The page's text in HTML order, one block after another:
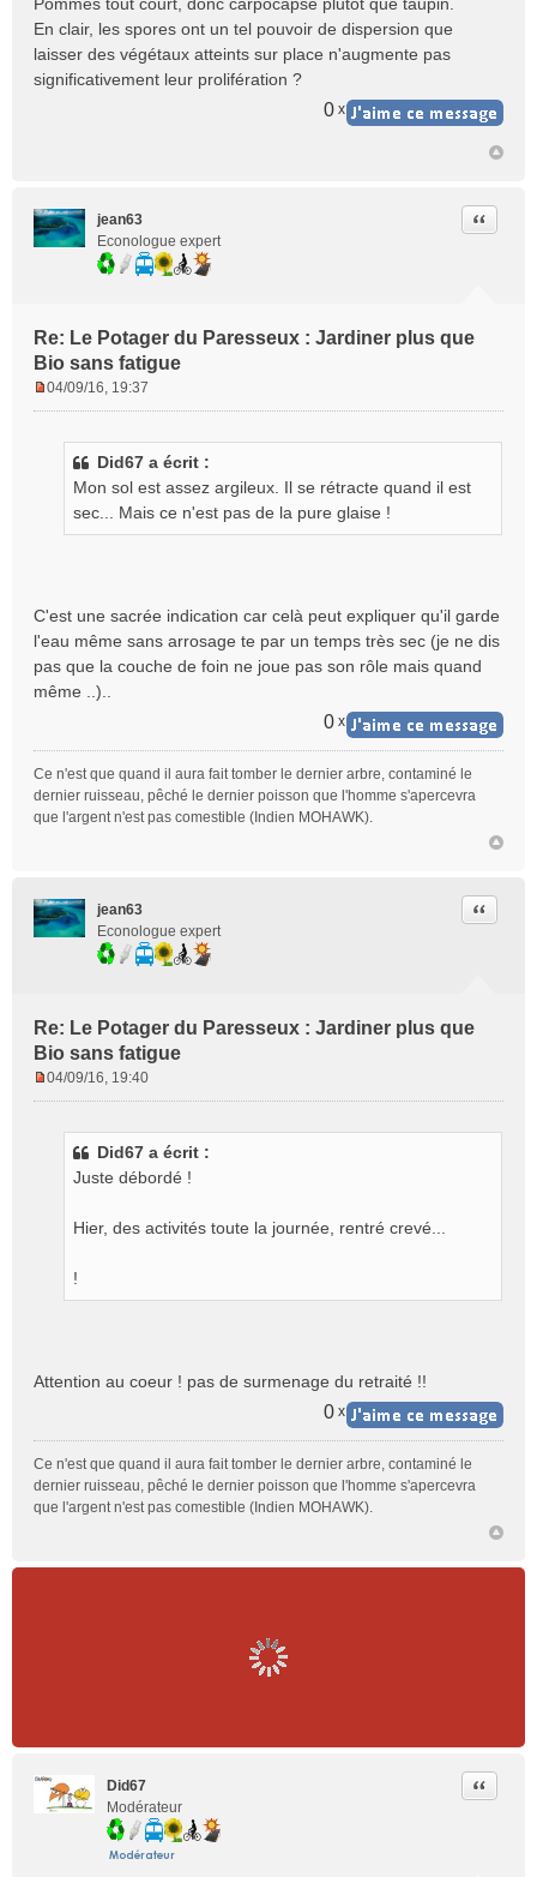
En clair, les spores ont un tel pouvoir de dispersion que
laisser des végétaux atteints sur place n'augmente pas
significativement leur prolifération ?
0 x
jean63
Econologue expert
Re: Le Potager du Paresseux : Jardiner plus que
Bio sans fatigue
Citer
l
u
04/09/16, 19:37
Did67 a écrit :
Mon sol est assez argileux. Il se rétracte quand il est
sec... Mais ce n'est pas de la pure glaise !
C'est une sacrée indication car celà peut expliquer qu'il garde
l'eau même sans arrosage te par un temps très sec (je ne dis
pas que la couche de foin ne joue pas son rôle mais quand
même ..)..
0 x
Ce n'est que quand il aura fait tomber le dernier arbre, contaminé le
dernier ruisseau, pêché le dernier poisson que l'homme s'apercevra
que l'argent n'est pas comestible (Indien MOHAWK).
jean63
Econologue expert
Re: Le Potager du Paresseux : Jardiner plus que
Bio sans fatigue
Citer
04/09/16, 19:40
Did67 a écrit :
Juste débordé !
Hier, des activités toute la journée, rentré crevé...
!
Attention au coeur ! pas de surmenage du retraité !!
0 x
Ce n'est que quand il aura fait tomber le dernier arbre, contaminé le
dernier ruisseau, pêché le dernier poisson que l'homme s'apercevra
que l'argent n'est pas comestible (Indien MOHAWK).
Did67
Modérateur
Citer